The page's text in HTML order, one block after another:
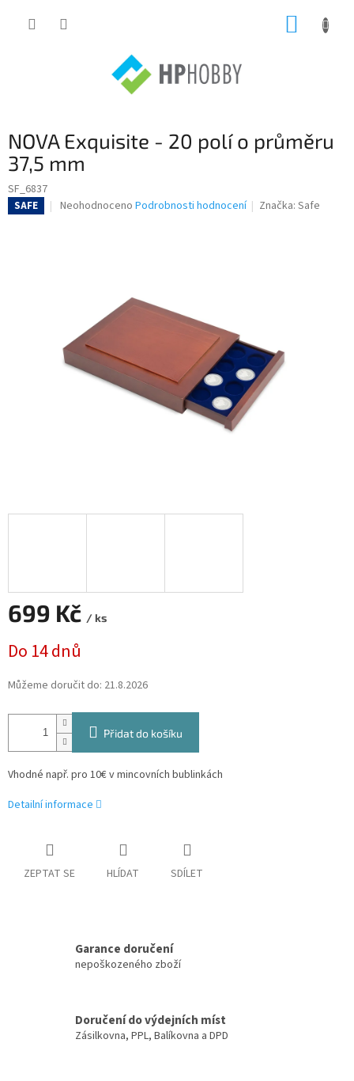
NOVA Exquisite - 20 polí o průměru
37,5 mm
SF_6837
SAFE
Průměrné
hvězdiček.
Neohodnoceno Podrobnosti hodnocení Značka:Safe
699 Kč / ks
cena:
Do 14 dnů
Můžeme doručit do: 21.8.2026
Přidat do košíku
Vhodné např. pro 10€ v mincovních bublinkách
Detailní informace
ZEPTAT SE HLÍDAT SDÍLET
Garance doručení
nepoškozeného zboží
Doručení do výdejních míst
Zásilkovna, PPL, Balíkovna a DPD